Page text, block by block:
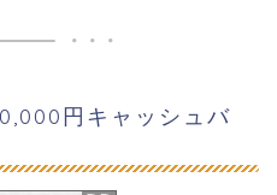
円キャッシュバ